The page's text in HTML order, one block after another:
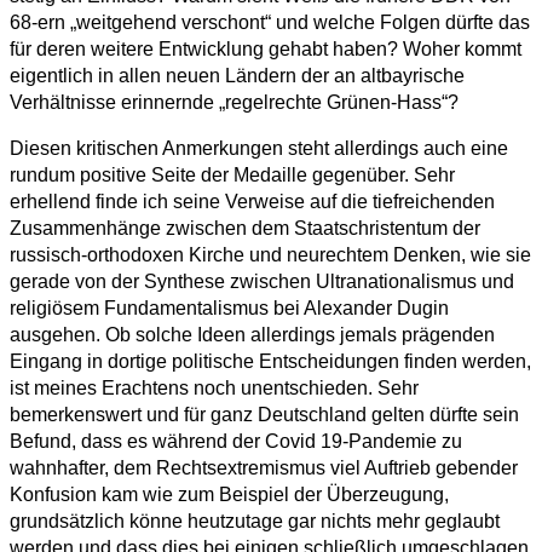
68-ern „weitgehend verschont“ und welche Folgen dürfte das
für deren weitere Entwicklung gehabt haben? Woher kommt
eigentlich in allen neuen Ländern der an altbayrische
Verhältnisse erinnernde „regelrechte Grünen-Hass“?
Diesen kritischen Anmerkungen steht allerdings auch eine
rundum positive Seite der Medaille gegenüber. Sehr
erhellend finde ich seine Verweise auf die tiefreichenden
Zusammenhänge zwischen dem Staatschristentum der
russisch-orthodoxen Kirche und neurechtem Denken, wie sie
gerade von der Synthese zwischen Ultranationalismus und
religiösem Fundamentalismus bei Alexander Dugin
ausgehen. Ob solche Ideen allerdings jemals prägenden
Eingang in dortige politische Entscheidungen finden werden,
ist meines Erachtens noch unentschieden. Sehr
bemerkenswert und für ganz Deutschland gelten dürfte sein
Befund, dass es während der Covid 19-Pandemie zu
wahnhafter, dem Rechtsextremismus viel Auftrieb gebender
Konfusion kam wie zum Beispiel der Überzeugung,
grundsätzlich könne heutzutage gar nichts mehr geglaubt